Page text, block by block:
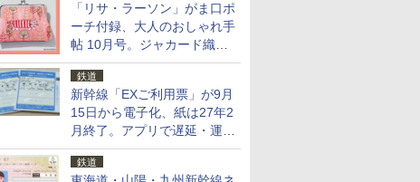
「リサ・ラーソン」がま口ポ
ーチ付録、大人のおしゃれ手
帖 10月号。ジャカード織の
北欧猫デザイン
鉄道
新幹線「EXご利用票」が9月
15日から電子化、紙は27年2
月終了。アプリで遅延・運休
も確認可能に
鉄道